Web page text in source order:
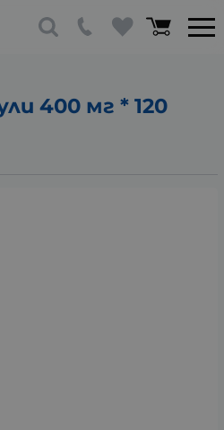
400 мг * 120